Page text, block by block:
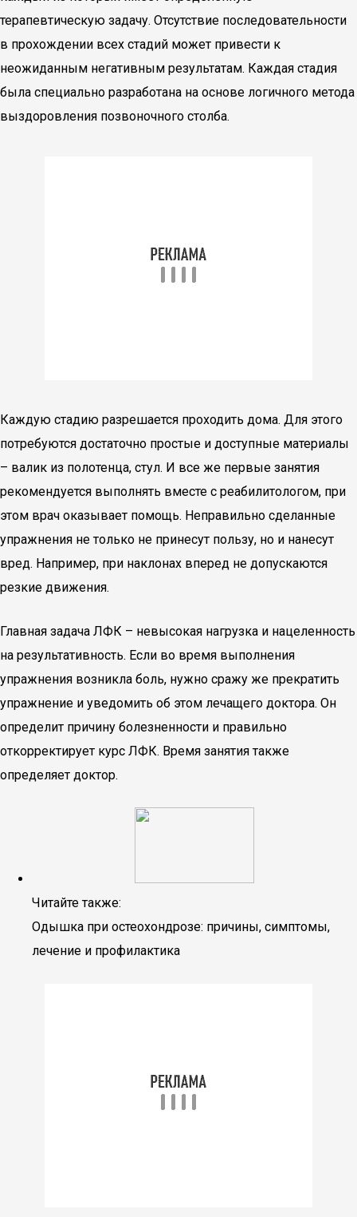
терапевтическую задачу. Отсутствие последовательности
в прохождении всех стадий может привести к
неожиданным негативным результатам. Каждая стадия
была специально разработана на основе логичного метода
выздоровления позвоночного столба.
Каждую стадию разрешается проходить дома. Для этого
потребуются достаточно простые и доступные материалы
– валик из полотенца, стул. И все же первые занятия
рекомендуется выполнять вместе с реабилитологом, при
этом врач оказывает помощь. Неправильно сделанные
упражнения не только не принесут пользу, но и нанесут
вред. Например, при наклонах вперед не допускаются
резкие движения.
Главная задача ЛФК – невысокая нагрузка и нацеленность
на результативность. Если во время выполнения
упражнения возникла боль, нужно сражу же прекратить
упражнение и уведомить об этом лечащего доктора. Он
определит причину болезненности и правильно
откорректирует курс ЛФК. Время занятия также
определяет доктор.
Читайте также:
Одышка при остеохондрозе: причины, симптомы,
лечение и профилактика